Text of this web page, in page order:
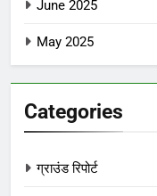
June 2025
May 2025
Categories
ग्राउंड रिपोर्ट